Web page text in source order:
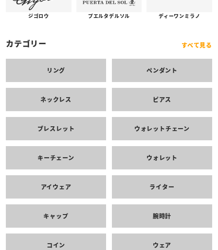
ジゴロウ プエルタデルソル ディーワンミラノ
カテゴリー すべて見る
リング ペンダント
ネックレス ピアス
ブレスレット ウォレットチェーン
キーチェーン ウォレット
アイウェア ライター
キャップ 腕時計
コイン ウェア